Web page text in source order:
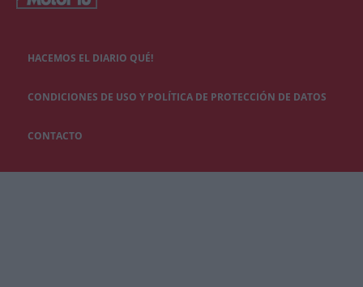
HACEMOS EL DIARIO QUÉ!
CONDICIONES DE USO Y POLÍTICA DE PROTECCIÓN DE DATOS
CONTACTO